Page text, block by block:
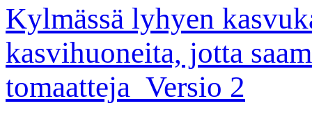
Kylmässä lyhyen
kasvihuoneita, jotta
tomaatteja_Versio 2